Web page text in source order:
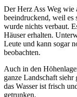
Der Herz Ass Weg wie
beeindruckend, weil es
wurde nichts verbaut.
Häuser erhalten.
Leute und kann sogar
beobachten.
Auch in den
ganze Landschaft
das Wasser ist frisch
getrunken.